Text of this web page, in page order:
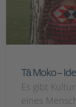
Tā Moko –
Es gibt
eines